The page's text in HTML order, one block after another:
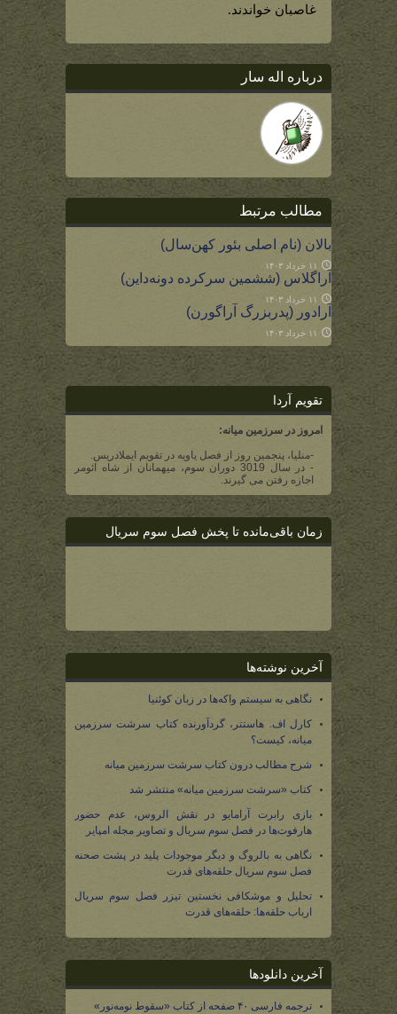
غاصبان خواندند.
درباره اله سار
مطالب مرتبط
بالان (نام اصلی بئور کهن‌سال)
۱۱ خرداد ۱۴۰۳
آراگلاس (ششمین سرکرده دونه‌داین)
۱۱ خرداد ۱۴۰۳
آرادور (پدربزرگ آراگورن)
۱۱ خرداد ۱۴۰۳
تقویم آردا
امروز در سرزمین میانه:
-منلیا، پنجمین روز از فصل یاویه در تقویم ایملادریس.
- در سال 3019 دوران سوم، میهمانان از شاه ائومر
اجازه رفتن می گیرند.
زمان باقی‌مانده تا پخش فصل سوم سریال
آخرین نوشته‌ها
نگاهی به سیستم واکه‌ها در زبان کوئنیا
کارل اف. هاستتر، گردآورنده کتاب سرشت سرزمین
میانه، کیست؟
شرح مطالب درون کتاب سرشت سرزمین میانه
کتاب «سرشت سرزمین میانه» منتشر شد
بازی رابرت آرامایو در نقش الروس، عدم حضور
هارفوت‌ها در فصل سوم سریال و تصاویر مجله امپایر
نگاهی به بالروگ و دیگر موجودات پلید در پشت صحنه
فصل سوم سریال حلقه‌های قدرت
تحلیل و موشکافی نخستین تیزر فصل سوم سریال
ارباب حلقه‌ها: حلقه‌های قدرت
آخرین دانلودها
ترجمه فارسی ۴۰ صفحه از کتاب «سقوط نومه‌نور»